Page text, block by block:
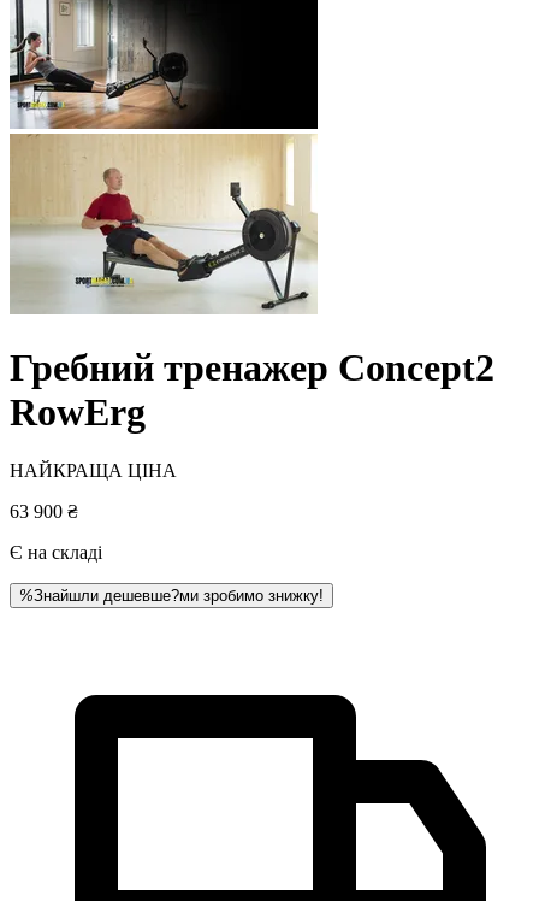
Гребний тренажер Concept2
RowErg
НАЙКРАЩА ЦІНА
63 900 ₴
Є на складі
%Знайшли дешевше?ми зробимо знижку!